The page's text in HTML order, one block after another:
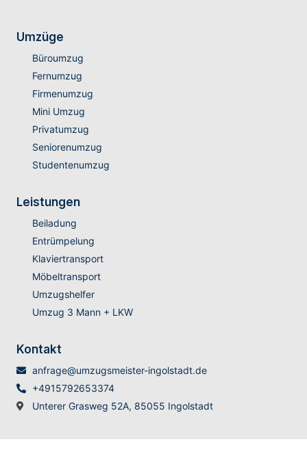
Umzüge
Büroumzug
Fernumzug
Firmenumzug
Mini Umzug
Privatumzug
Seniorenumzug
Studentenumzug
Leistungen
Beiladung
Entrümpelung
Klaviertransport
Möbeltransport
Umzugshelfer
Umzug 3 Mann + LKW
Kontakt
anfrage@umzugsmeister-ingolstadt.de
+4915792653374
Unterer Grasweg 52A, 85055 Ingolstadt